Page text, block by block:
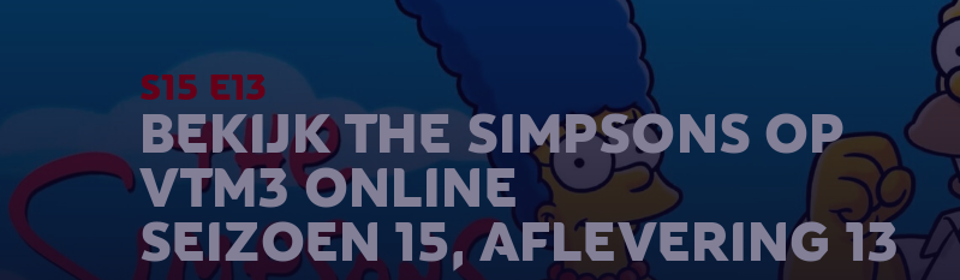
S15 E13
BEKIJK THE SIMPSONS OP
VTM3 ONLINE
SEIZOEN 15, AFLEVERING 13